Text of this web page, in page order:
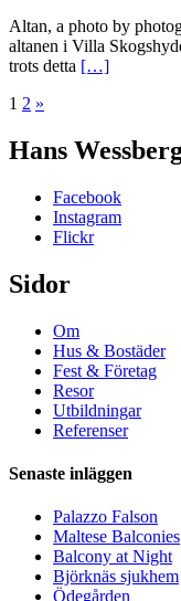
Altan, a photo by
altanen i Villa
trots detta […]
Sidnumrering
för
inlägg
1 2 »
Hans
Facebook
Instagram
Flickr
Sidor
Om
Hus & Bostäder
Fest & Företag
Resor
Utbildningar
Referenser
Senaste inläggen
Palazzo Falson
Maltese Balconies
Balcony at Night
Björknäs sjukhem
Ödegården